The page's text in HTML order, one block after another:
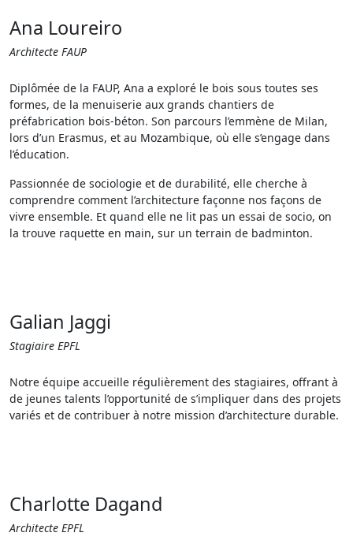
Ana Loureiro
Architecte FAUP
Diplômée de la FAUP, Ana a exploré le bois sous toutes ses
formes, de la menuiserie aux grands chantiers de
préfabrication bois-béton. Son parcours l’emmène de Milan,
lors d’un Erasmus, et au Mozambique, où elle s’engage dans
l’éducation.
Passionnée de sociologie et de durabilité, elle cherche à
comprendre comment l’architecture façonne nos façons de
vivre ensemble. Et quand elle ne lit pas un essai de socio, on
la trouve raquette en main, sur un terrain de badminton.
Galian Jaggi
Stagiaire EPFL
Notre équipe accueille régulièrement des stagiaires, offrant à
de jeunes talents l’opportunité de s’impliquer dans des projets
variés et de contribuer à notre mission d’architecture durable.
Charlotte Dagand
Architecte EPFL